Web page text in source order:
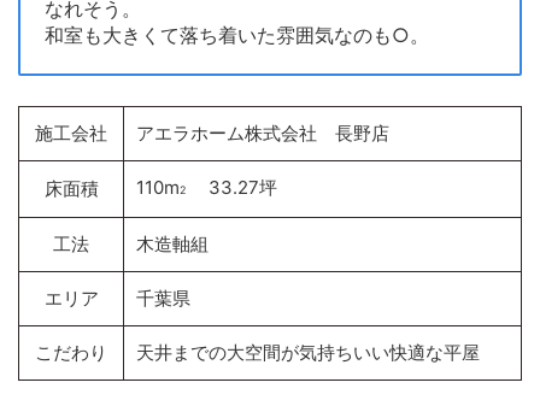
なれそう。
和室も大きくて落ち着いた雰囲気なのも○。
施工会社 アエラホーム株式会社 長野店
床面積 110m2 33.27坪
工法 木造軸組
エリア 千葉県
こだわり 天井までの大空間が気持ちいい快適な平屋